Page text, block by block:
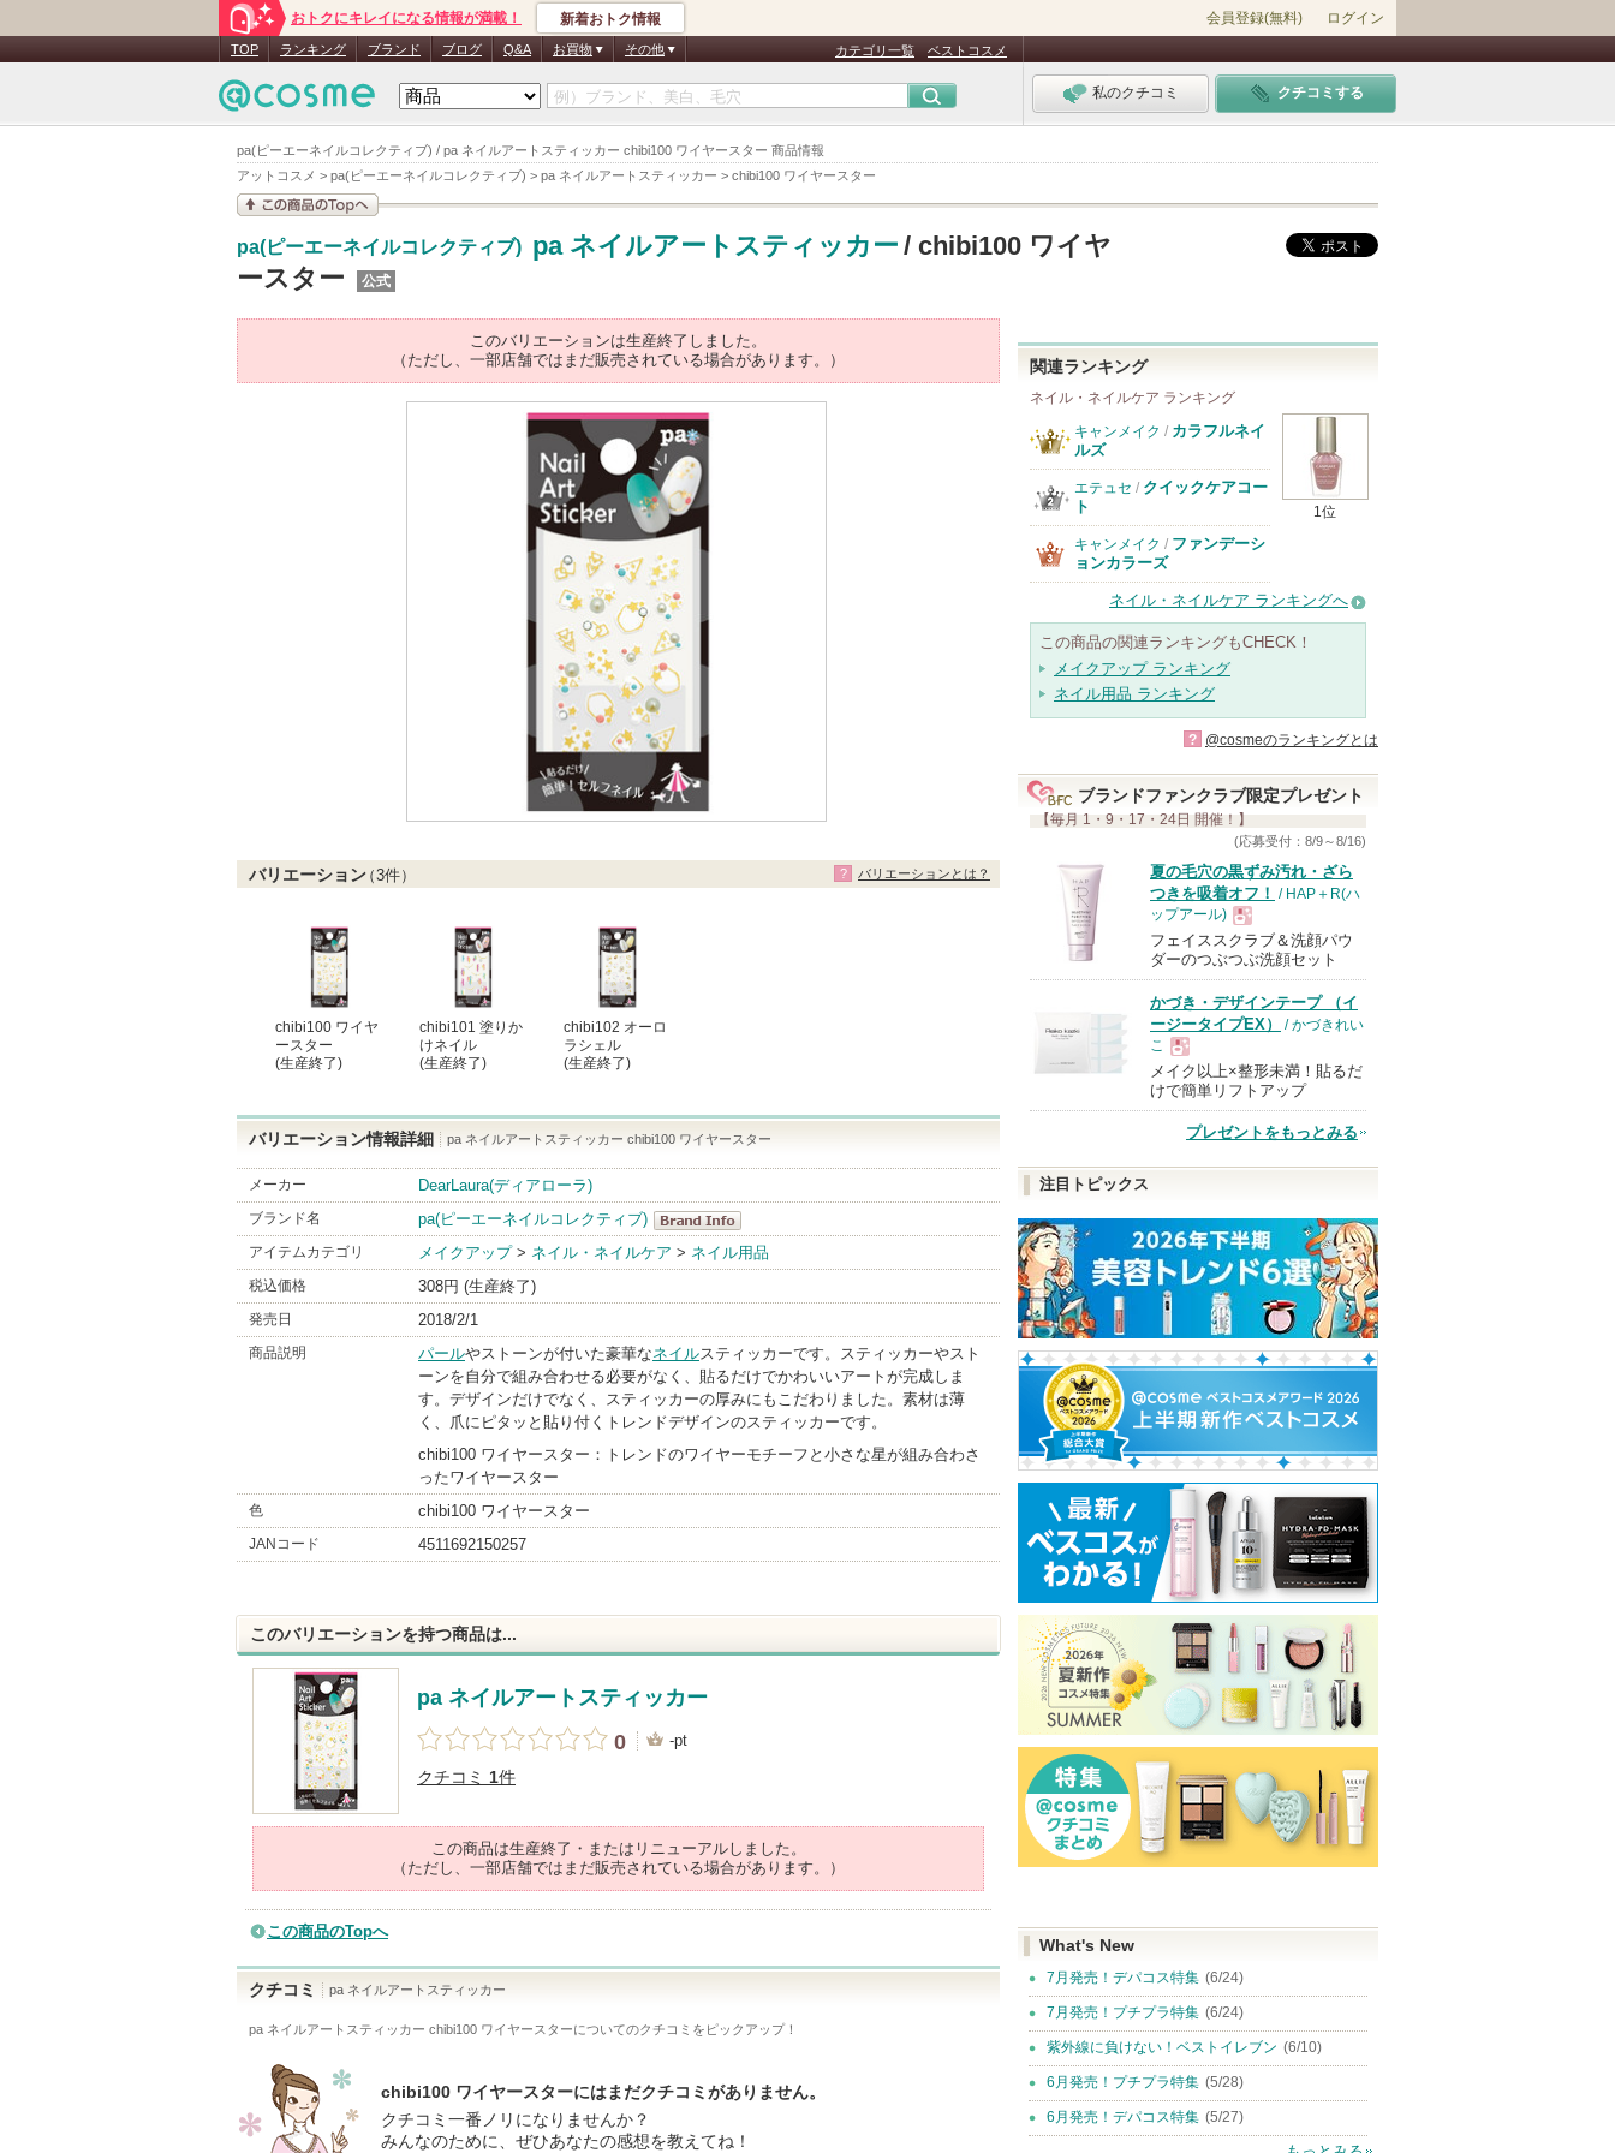
pa(ピーエーネイルコレクティブ) / pa ネイルアートスティッカー chibi100 ワイヤースター 商品情報
アットコスメ > pa(ピーエーネイルコレクティブ) > pa ネイルアートスティッカー > chibi100 ワイヤースター
おトクにキレイになる情報が満載！ 新着おトク情報 会員登録(無料) ログイン
TOP ランキング ブランド ブログ Q&A お買物 その他 カテゴリ一覧 ベストコスメ
私のクチコミ クチコミする
る
pa(ピーエーネイルコレクティブ) pa ネイルアートスティッカー / chibi100 ワイヤ
ースター
公式
このバリエーションは生産終了しました。
（ただし、一部店舗ではまだ販売されている場合があります。）
バリエーション（3件）
chibi100 ワイヤ
ースター
(生産終了)
chibi101 塗りか
けネイル
(生産終了)
chibi102 オーロ
ラシェル
(生産終了)
バリエーションとは？
バリエーション情報詳細 pa ネイルアートスティッカー chibi100 ワイヤースター
メーカー DearLaura(ディアローラ)
ブランド名
pa(ピーエーネイルコレクティブ)
pa(ピーエーネ
イルコレクテ
ィブ)
BrandInfo
アイテムカテゴリ メイクアップ> ネイル・ネイルケア > ネイル用品
税込価格 308円 (生産終了)
発売日 2018/2/1
商品説明 パールやストーンが付いた豪華なネイルスティッカーです。スティッカーやスト
ーンを自分で組み合わせる必要がなく、貼るだけでかわいいアートが完成しま
す。デザインだけでなく、スティッカーの厚みにもこだわりました。素材は薄
く、爪にピタッと貼り付くトレンドデザインのスティッカーです。
chibi100 ワイヤースター：トレンドのワイヤーモチーフと小さな星が組み合わさ
ったワイヤースター
色 chibi100 ワイヤースター
JANコード 4511692150257
このバリエーションを持つ商品は...
pa ネイルアートスティッカー
0
-pt
クチコミ 1件
この商品は生産終了・またはリニューアルしました。
（ただし、一部店舗ではまだ販売されている場合があります。）
この商品のTopへ
クチコミ pa ネイルアートスティッカー
pa ネイルアートスティッカー chibi100 ワイヤースターについてのクチコミをピックアップ！
chibi100 ワイヤースターにはまだクチコミがありません。
クチコミ一番ノリになりませんか？
みんなのために、ぜひあなたの感想を教えてね！
関連ランキング
ネイル・ネイルケア ランキング
1位
キャンメイク / カラフルネイ
ルズ
エテュセ / クイックケアコー
ト
キャンメイク / ファンデーシ
ョンカラーズ
ネイル・ネイルケア ランキングへ
この商品の関連ランキングもCHECK！
メイクアップ ランキング
ネイル用品 ランキング
? @cosmeのランキングとは
ブランドファンクラブ限定プレゼント
【毎月 1・9・17・24日 開催！】
(応募受付：8/9～8/16)
夏の毛穴の黒ずみ汚れ・ざら
つきを吸着オフ！ / HAP＋R(ハ
ップアール)
現
品
フェイススクラブ＆洗顔パウ
ダーのつぶつぶ洗顔セット
かづき・デザインテープ （イ
ージータイプEX）
/ かづきれい
こ
現
メイク以上×整形未満！貼るだ
けで簡単リフトアップ
プレゼントをもっとみる
注目トピックス
What's New
7月発売！デパコス特集 (6/24)
7月発売！プチプラ特集 (6/24)
紫外線に負けない！ベストイレブン (6/10)
6月発売！プチプラ特集 (5/28)
6月発売！デパコス特集 (5/27)